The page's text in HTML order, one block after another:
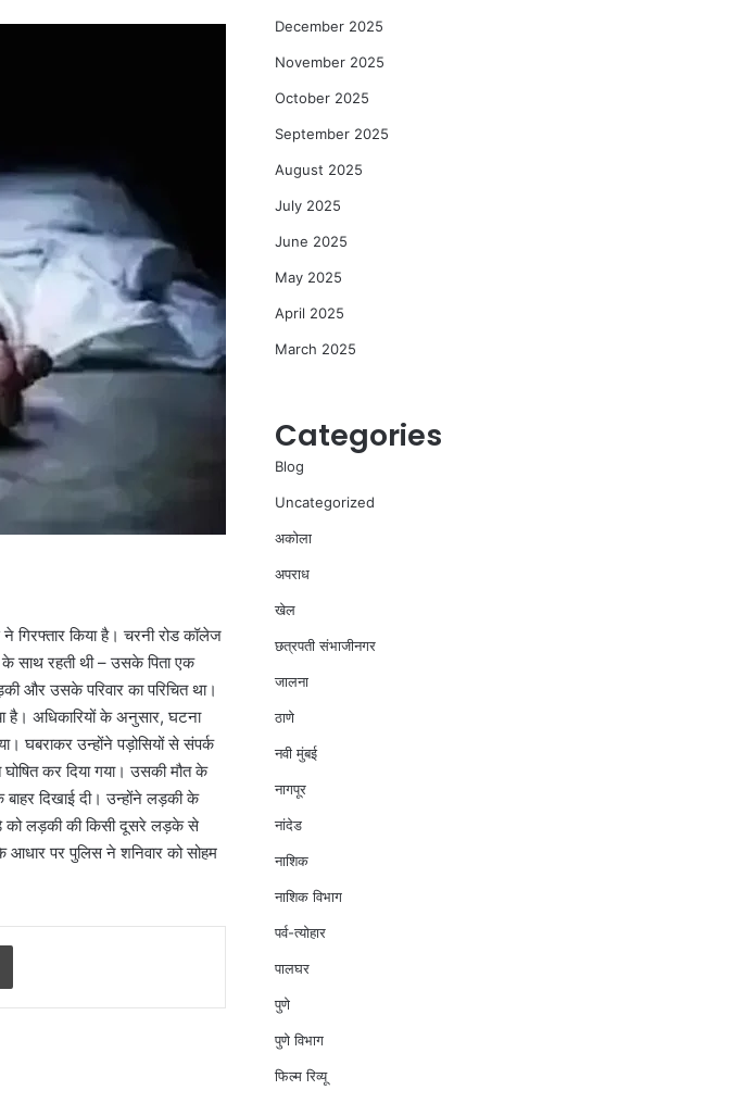
गिरफ्तार किया है। चरनी रोड कॉलेज
साथ रहती थी – उसके पिता एक
और उसके परिवार का परिचित था।
है। अधिकारियों के अनुसार, घटना
घबराकर उन्होंने पड़ोसियों से संपर्क
कर दिया गया। उसकी मौत के
दिखाई दी। उन्होंने लड़की के
को लड़की की किसी दूसरे लड़के से
आधार पर पुलिस ने शनिवार को सोहम
December 2025
November 2025
October 2025
September 2025
August 2025
July 2025
June 2025
May 2025
April 2025
March 2025
Categories
Blog
Uncategorized
अकोला
अपराध
खेल
छत्रपती संभाजीनगर
जालना
ठाणे
नवी मुंबई
नागपूर
नांदेड
नाशिक
नाशिक विभाग
पर्व-त्योहार
पालघर
पुणे
पुणे विभाग
फिल्म रिव्यू